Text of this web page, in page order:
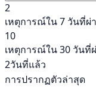
2
เหตุการณ์ใน 7 วันที่ผ่
10
เหตุการณ์ใน 30 วันที่
2วันที่แล้ว
การปรากฏตัวล่าสุด